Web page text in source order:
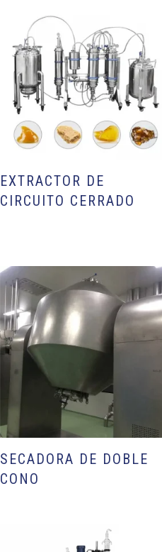
EXTRACTOR DE
CIRCUITO CERRADO
SECADORA DE DOBLE
CONO